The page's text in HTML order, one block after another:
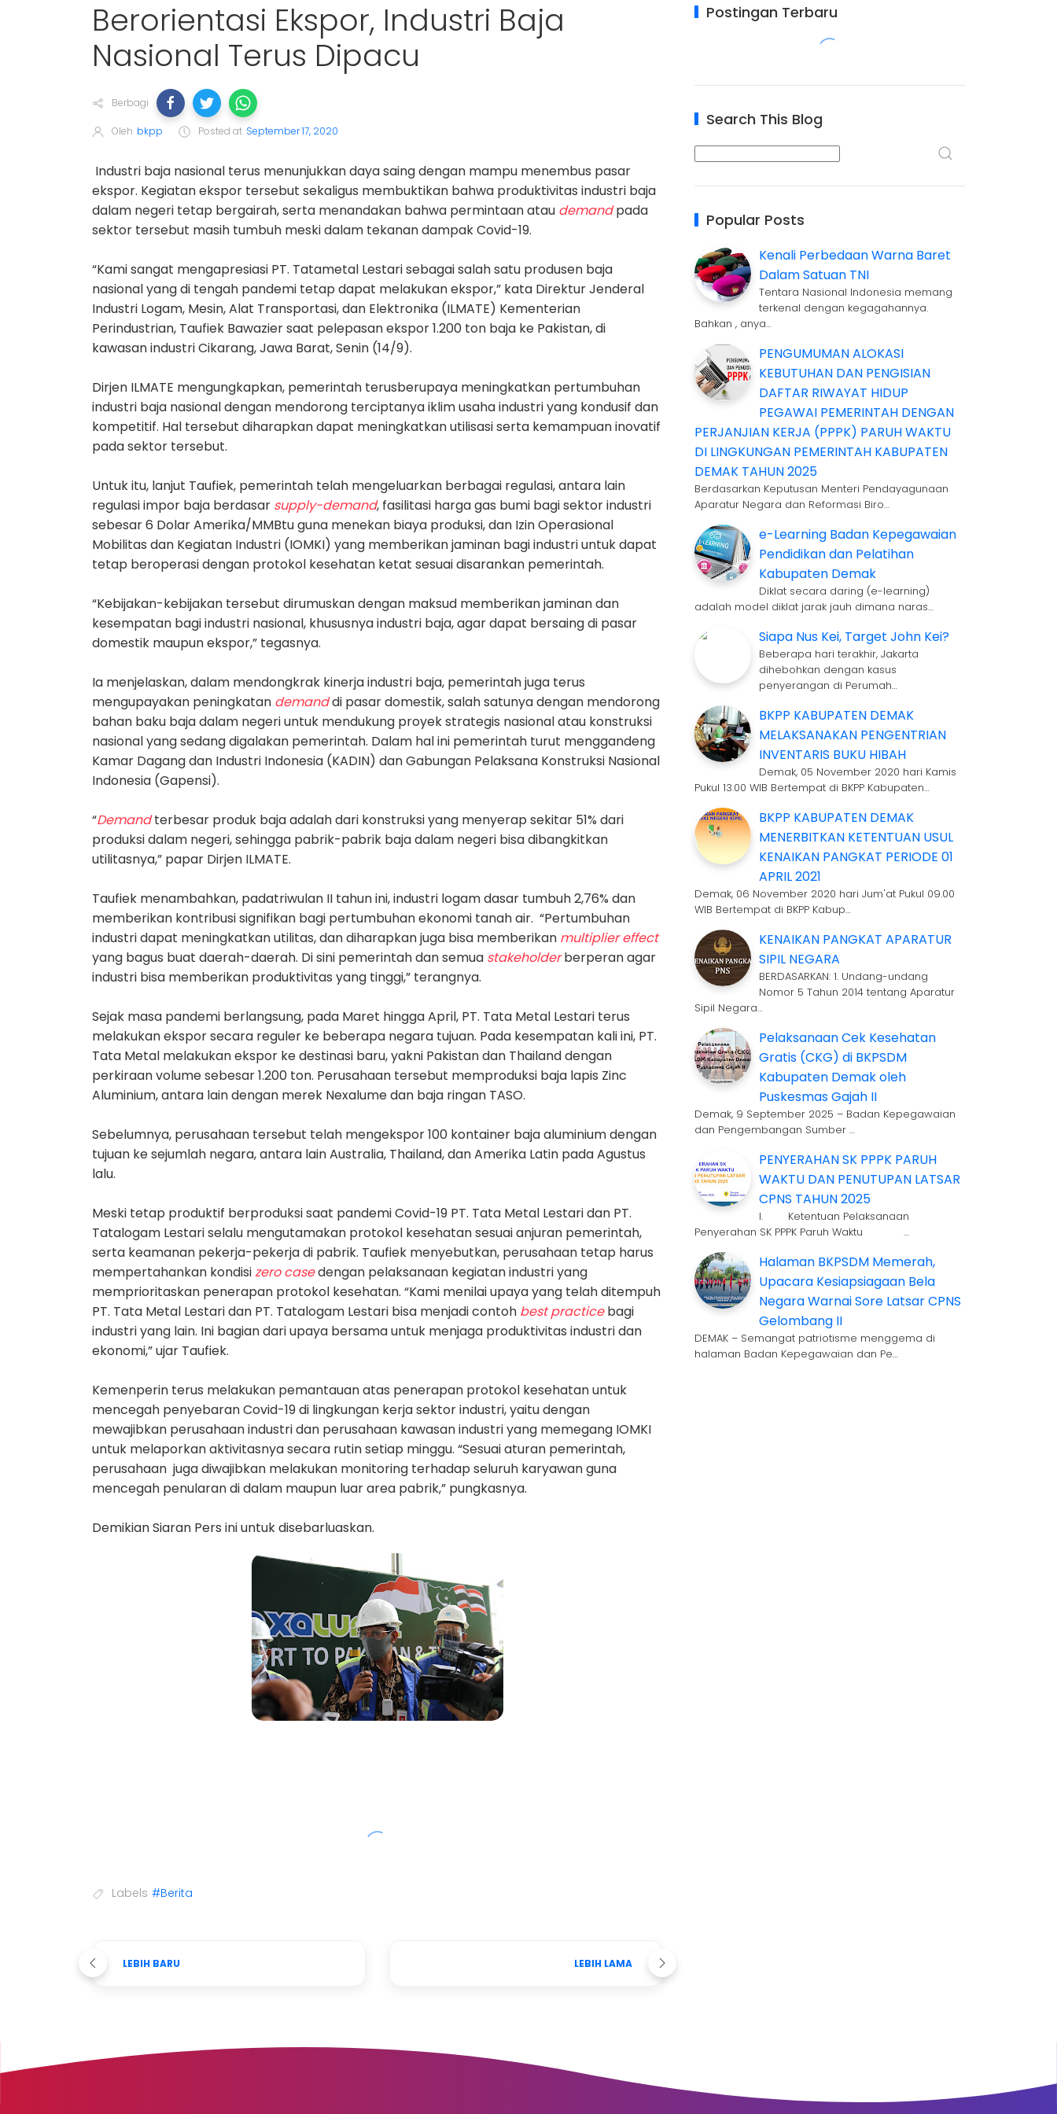
Berorientasi Ekspor, Industri Baja
Nasional Terus Dipacu
Berbagi
Oleh bkpp Posted at September 17, 2020
Industri baja nasional terus menunjukkan daya saing dengan mampu menembus pasar
ekspor. Kegiatan ekspor tersebut sekaligus membuktikan bahwa produktivitas industri baja
dalam negeri tetap bergairah, serta menandakan bahwa permintaan atau demandpada
sektor tersebut masih tumbuh meski dalam tekanan dampak Covid-19.
“Kami sangat mengapresiasi PT. Tatametal Lestari sebagai salah satu produsen baja
nasional yangdi tengah pandemi tetap dapat melakukanekspor,” kata Direktur Jenderal
Industri Logam, Mesin, Alat Transportasi, dan Elektronika (ILMATE) Kementerian
Perindustrian, Taufiek Bawazier saat pelepasan ekspor 1.200 ton baja ke Pakistan, di
kawasan industri Cikarang, Jawa Barat, Senin (14/9).
Dirjen ILMATE mengungkapkan, pemerintah terusberupaya meningkatkan pertumbuhan
industri baja nasional dengan mendorong terciptanya iklim usaha industri yang kondusif dan
kompetitif. Hal tersebut diharapkan dapat meningkatkan utilisasi serta kemampuan inovatif
pada sektor tersebut.
Untuk itu, lanjut Taufiek, pemerintah telah mengeluarkan berbagai regulasi, antara lain
regulasi impor baja berdasar supply-demand, fasilitasi harga gas bumi bagi sektor industri
sebesar 6 Dolar Amerika/MMBtu guna menekan biaya produksi, dan Izin Operasional
Mobilitas dan Kegiatan Industri (IOMKI) yang memberikan jaminan bagi industri untuk dapat
tetap beroperasi dengan protokol kesehatan ketat sesuai disarankan pemerintah.
“Kebijakan-kebijakan tersebut dirumuskan dengan maksud memberikan jaminan dan
kesempatan bagi industri nasional, khususnya industri baja, agar dapat bersaing di pasar
domestik maupun ekspor,” tegasnya.
Ia menjelaskan, dalam mendongkrak kinerja industri baja, pemerintah juga terus
mengupayakan peningkatan demanddi pasar domestik, salah satunya dengan mendorong
bahan baku baja dalam negeri untuk mendukung proyek strategis nasional atau konstruksi
nasional yang sedang digalakan pemerintah. Dalam hal ini pemerintah turut menggandeng
Kamar Dagang dan Industri Indonesia (KADIN) dan Gabungan Pelaksana Konstruksi Nasional
Indonesia (Gapensi).
“Demandterbesar produk baja adalah dari konstruksi yang menyerap sekitar 51% dari
produksi dalam negeri, sehingga pabrik-pabrik baja dalam negeri bisa dibangkitkan
utilitasnya,” papar Dirjen ILMATE.
Taufiek menambahkan, padatriwulan II tahun ini, industri logam dasar tumbuh 2,76% dan
memberikan kontribusi signifikan bagi pertumbuhan ekonomi tanah air. “Pertumbuhan
industri dapat meningkatkan utilitas, dan diharapkan juga bisa memberikan multiplier effect
yang bagus buat daerah-daerah. Di sini pemerintah dansemua stakeholderberperan agar
industri bisa memberikan produktivitas yang tinggi,” terangnya.
Sejak masa pandemi berlangsung, pada Maret hingga April, PT. Tata Metal Lestari terus
melakukan ekspor secara reguler ke beberapa negara tujuan. Pada kesempatan kali ini, PT.
Tata Metal melakukan ekspor ke destinasi baru, yakni Pakistan dan Thailand dengan
perkiraan volume sebesar 1.200 ton. Perusahaan tersebut memproduksi baja lapis Zinc
Aluminium, antara lain dengan merek Nexalume dan baja ringan TASO.
Sebelumnya, perusahaan tersebut telah mengekspor 100 kontainer baja aluminium dengan
tujuan ke sejumlah negara, antara lain Australia, Thailand, dan Amerika Latin pada Agustus
lalu.
Meski tetap produktif berproduksi saat pandemi Covid-19 PT. Tata Metal Lestari dan PT.
Tatalogam Lestari selalu mengutamakan protokol kesehatan sesuai anjuran pemerintah,
serta keamanan pekerja-pekerja di pabrik. Taufiek menyebutkan, perusahaan tetap harus
mempertahankan kondisizero casedengan pelaksanaan kegiatan industri yang
memprioritaskan penerapan protokol kesehatan. “Kami menilai upaya yang telah ditempuh
PT. Tata Metal Lestari dan PT. Tatalogam Lestari bisa menjadi contoh best practicebagi
industri yang lain. Ini bagian dari upaya bersama untuk menjaga produktivitas industri dan
ekonomi,” ujar Taufiek.
Kemenperin terus melakukan pemantauan atas penerapan protokol kesehatan untuk
mencegah penyebaran Covid-19 di lingkungan kerja sektor industri, yaitu dengan
mewajibkan perusahaan industri dan perusahaan kawasan industri yang memegang IOMKI
untuk melaporkan aktivitasnya secara rutin setiap minggu. “Sesuai aturan pemerintah,
perusahaan juga diwajibkan melakukan monitoring terhadap seluruh karyawan guna
mencegah penularan di dalam maupun luar area pabrik,” pungkasnya.
Demikian Siaran Pers ini untuk disebarluaskan.
Labels #Berita
LEBIH BARU LEBIH LAMA
Postingan Terbaru
Search This Blog
Popular Posts
Kenali Perbedaan Warna Baret
Dalam Satuan TNI
Tentara Nasional Indonesia memang
terkenal dengan kegagahannya.
Bahkan , anya…
PENGUMUMAN ALOKASI
KEBUTUHAN DAN PENGISIAN
DAFTAR RIWAYAT HIDUP
PEGAWAI PEMERINTAH DENGAN
PERJANJIAN KERJA (PPPK) PARUH WAKTU
DI LINGKUNGAN PEMERINTAH KABUPATEN
DEMAK TAHUN 2025
Berdasarkan Keputusan Menteri Pendayagunaan
Aparatur Negara dan Reformasi Biro…
e-Learning Badan Kepegawaian
Pendidikan dan Pelatihan
Kabupaten Demak
Diklat secara daring (e-learning)
adalah model diklat jarak jauh dimana naras…
Siapa Nus Kei, Target John Kei?
Beberapa hari terakhir, Jakarta
dihebohkan dengan kasus
penyerangan di Perumah…
BKPP KABUPATEN DEMAK
MELAKSANAKAN PENGENTRIAN
INVENTARIS BUKU HIBAH
Demak, 05 November 2020 hari Kamis
Pukul 13.00 WIB Bertempat di BKPP Kabupaten…
BKPP KABUPATEN DEMAK
MENERBITKAN KETENTUAN USUL
KENAIKAN PANGKAT PERIODE 01
APRIL 2021
Demak, 06 November 2020 hari Jum'at Pukul 09.00
WIB Bertempat di BKPP Kabup…
KENAIKAN PANGKAT APARATUR
SIPIL NEGARA
BERDASARKAN: 1. Undang-undang
Nomor 5 Tahun 2014 tentang Aparatur
Sipil Negara…
Pelaksanaan Cek Kesehatan
Gratis (CKG) di BKPSDM
Kabupaten Demak oleh
Puskesmas Gajah II
Demak, 9 September 2025 – Badan Kepegawaian
dan Pengembangan Sumber …
PENYERAHAN SK PPPK PARUH
WAKTU DAN PENUTUPAN LATSAR
CPNS TAHUN 2025
I. Ketentuan Pelaksanaan
Penyerahan SK PPPK Paruh Waktu …
Halaman BKPSDM Memerah,
Upacara Kesiapsiagaan Bela
Negara Warnai Sore Latsar CPNS
Gelombang II
DEMAK – Semangat patriotisme menggema di
halaman Badan Kepegawaian dan Pe…